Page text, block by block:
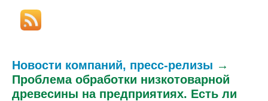
Новости компаний, пресс-релизы →
Проблема обработки низкотоварной
древесины на предприятиях. Есть ли